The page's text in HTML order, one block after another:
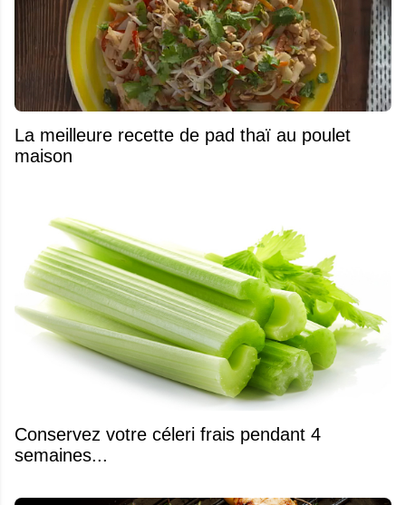
La meilleure recette de pad thaï au poulet
maison
Conservez votre céleri frais pendant 4
semaines...